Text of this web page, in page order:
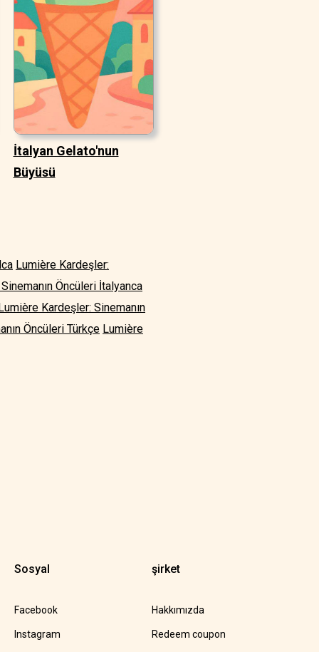
İtalyan Gelato'nun
Büyüsü
Lumière Kardeşler:
Öncüleri İtalyanca
Kardeşler: Sinemanın
Öncüleri Türkçe Lumière
Sosyal
Facebook
Instagram
şirket
Hakkımızda
Redeem coupon